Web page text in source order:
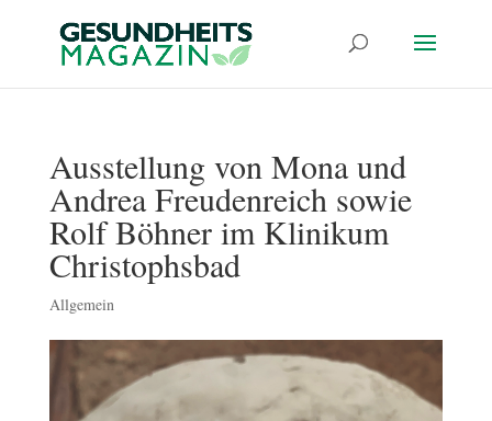
Ausstellung von Mona und
Andrea Freudenreich sowie
Rolf Böhner im Klinikum
Christophsbad
Allgemein